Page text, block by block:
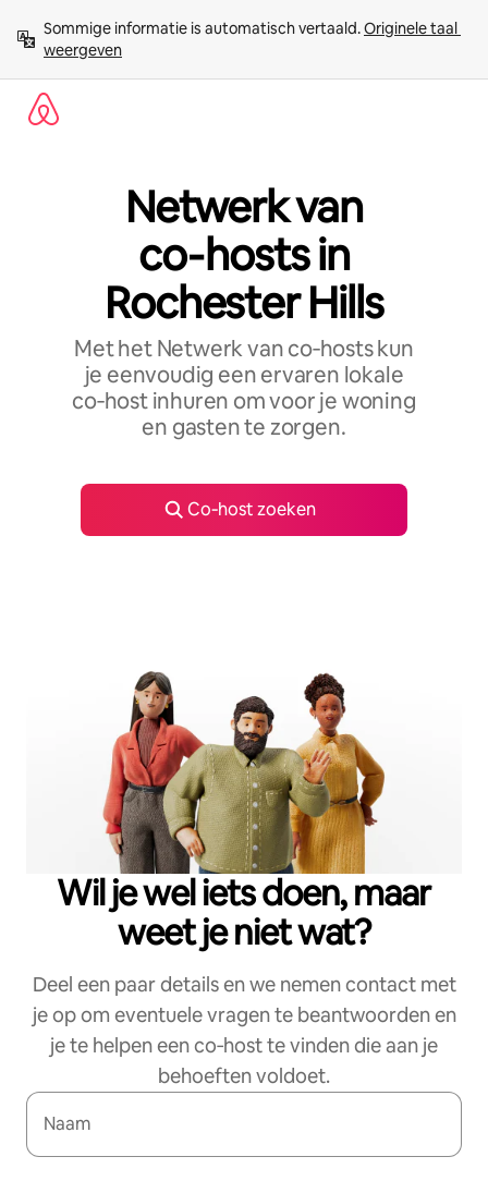
direct
naar
inhoud
Sommige informatie is automatisch vertaald. Originele taal
weergeven
Netwerk van
co‑hosts in
Rochester Hills
Met het Netwerk van co‑hosts kun
je eenvoudig een ervaren lokale
co‑host inhuren om voor je woning
en gasten te zorgen.
Co‑host zoeken
Wil je wel iets doen, maar
weet je niet wat?
Deel een paar details en we nemen contact met
je op om eventuele vragen te beantwoorden en
je te helpen een co‑host te vinden die aan je
behoeften voldoet.
Naam